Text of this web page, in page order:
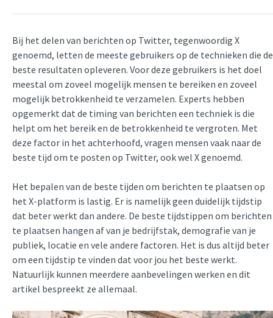
Bij het delen van berichten op Twitter, tegenwoordig X
genoemd, letten de meeste gebruikers op de technieken die de
beste resultaten opleveren. Voor deze gebruikers is het doel
meestal om zoveel mogelijk mensen te bereiken en zoveel
mogelijk betrokkenheid te verzamelen. Experts hebben
opgemerkt dat de timing van berichten een techniek is die
helpt om het bereik en de betrokkenheid te vergroten. Met
deze factor in het achterhoofd, vragen mensen vaak naar de
beste tijd om te posten op Twitter, ook wel X genoemd.
Het bepalen van de beste tijden om berichten te plaatsen op
het X-platform is lastig. Er is namelijk geen duidelijk tijdstip
dat beter werkt dan andere. De beste tijdstippen om berichten
te plaatsen hangen af van je bedrijfstak, demografie van je
publiek, locatie en vele andere factoren. Het is dus altijd beter
om een tijdstip te vinden dat voor jou het beste werkt.
Natuurlijk kunnen meerdere aanbevelingen werken en dit
artikel bespreekt ze allemaal.